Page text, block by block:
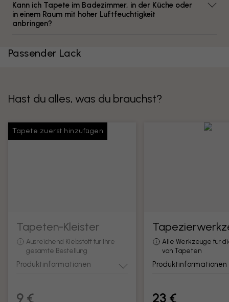
Kann ich Tapete im Badezimmer, in der Küche oder
in einem Raum mit hoher Luftfeuchtigkeit
anbringen?
Passender Lack
Hast du alles, was du brauchst?
Tapete zuerst hinzufügen
Tapeten-Kleister
Ausreichend Klebstoff für Ihre
gesamte Bestellung
Produktinformationen
9 €
Alle Werkzeuge für
von Tapeten
Produktinformationen
23 €